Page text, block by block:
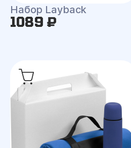
Набор Layback
1089 ₽